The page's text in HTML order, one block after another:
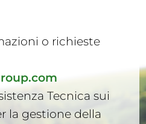
o richieste
Tecnica sui
la gestione della